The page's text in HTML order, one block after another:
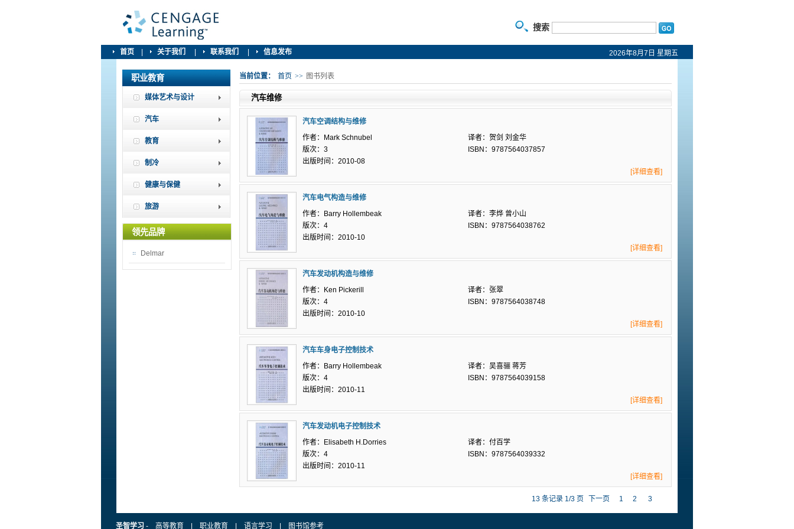
搜索
首页 关于我们 联系我们 信息发布 2026年8月7日 星期五
职业教育
媒体艺术与设计
汽车
教育
制冷
健康与保健
旅游
领先品牌
Delmar
当前位置： 首页 >> 图书列表
汽车维修
汽车空调结构与维修
作者：Mark Schnubel
译者：贺剑 刘金华
版次：3
ISBN：9787564037857
出版时间：2010-08
[详细查看]
汽车电气构造与维修
作者：Barry Hollembeak
译者：李烨 曾小山
版次：4
ISBN：9787564038762
出版时间：2010-10
[详细查看]
汽车发动机构造与维修
作者：Ken Pickerill
译者：张翠
版次：4
ISBN：9787564038748
出版时间：2010-10
[详细查看]
汽车车身电子控制技术
作者：Barry Hollembeak
译者：吴喜骊 蒋芳
版次：4
ISBN：9787564039158
出版时间：2010-11
[详细查看]
汽车发动机电子控制技术
作者：Elisabeth H.Dorries
译者：付百学
版次：4
ISBN：9787564039332
出版时间：2010-11
[详细查看]
13 条记录 1/3 页 下一页 1 2 3
圣智学习 - 高等教育 职业教育 语言学习 图书馆参考